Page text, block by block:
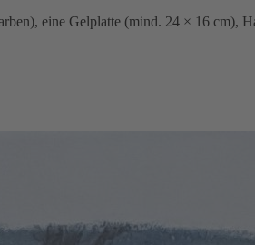
eine Gelplatte (mind. 24 × 16 cm),